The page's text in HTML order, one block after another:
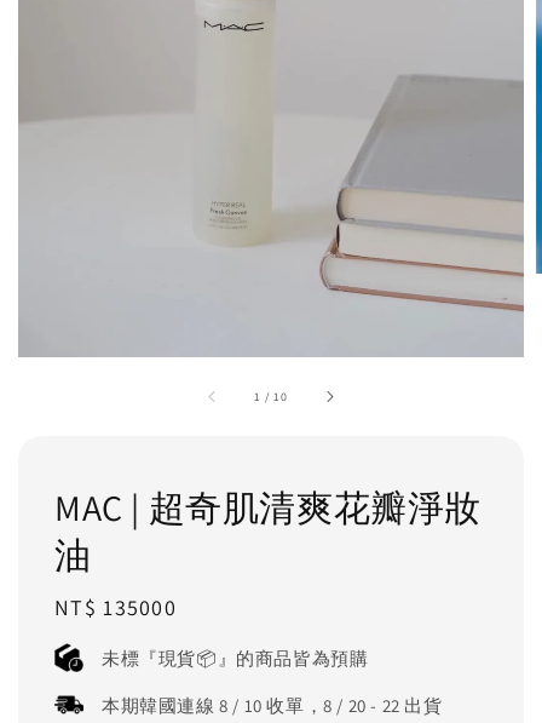
1 /10
MAC | 超奇肌清爽花瓣淨妝
油
Regular
price
NT$ 135000
未標『現貨📦』的商品皆為預購
本期韓國連線 8 / 10 收單，8 / 20 - 22 出貨